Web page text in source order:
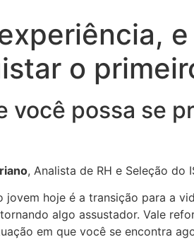
o
você possa se
, Analista de RH e Seleção do
jovem hoje é a transição para a
algo assustador. Vale
em que você se encontra